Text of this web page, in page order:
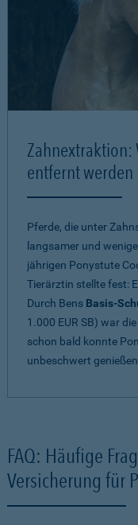
Zahnextraktion:
entfernt werden
Pferde, die unter
langsamer und
jährigen Ponystute
Tierärztin stellte fest:
Durch Bens Basis-
1.000 EUR SB) war
schon bald konnte
unbeschwert
FAQ: Häufige
Versicherung für